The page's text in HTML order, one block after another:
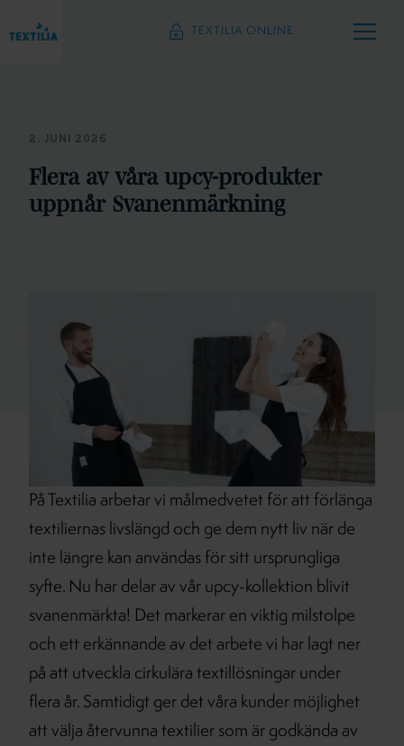
TEXTILIA ONLINE
2. JUNI 2026
Flera av våra upcy-produkter
uppnår Svanenmärkning
På Textilia arbetar vi målmedvetet för att förlänga
textiliernas livslängd och ge dem nytt liv när de
inte längre kan användas för sitt ursprungliga
syfte. Nu har delar av vår upcy-kollektion blivit
svanenmärkta! Det markerar en viktig milstolpe
och ett erkännande av det arbete vi har lagt ner
på att utveckla cirkulära textillösningar under
flera år. Samtidigt ger det våra kunder möjlighet
att välja återvunna textilier som är godkända av